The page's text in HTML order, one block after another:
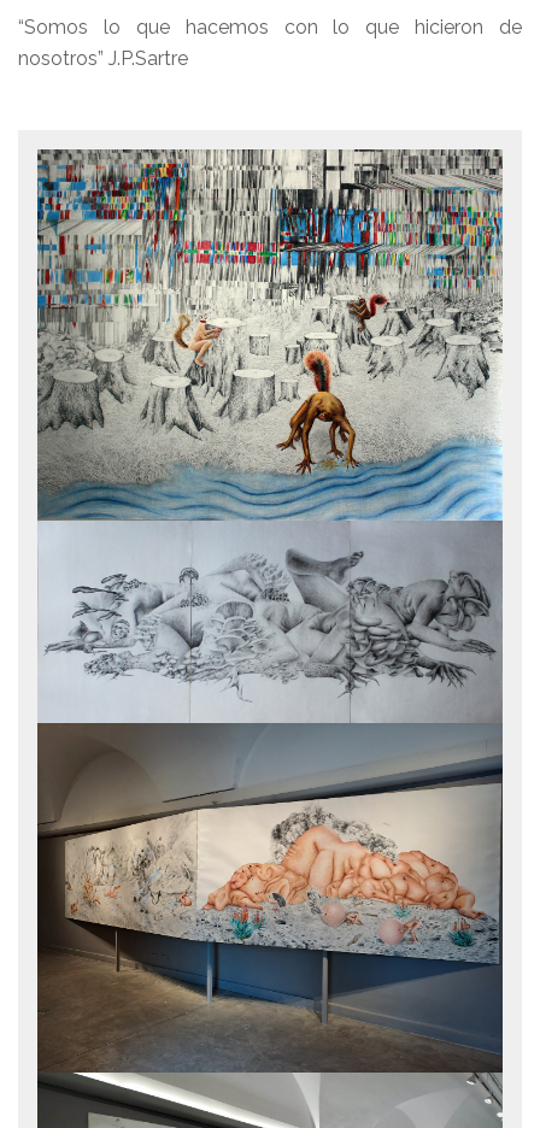
“Somos lo que hacemos con lo que hicieron de
nosotros” J.P.Sartre